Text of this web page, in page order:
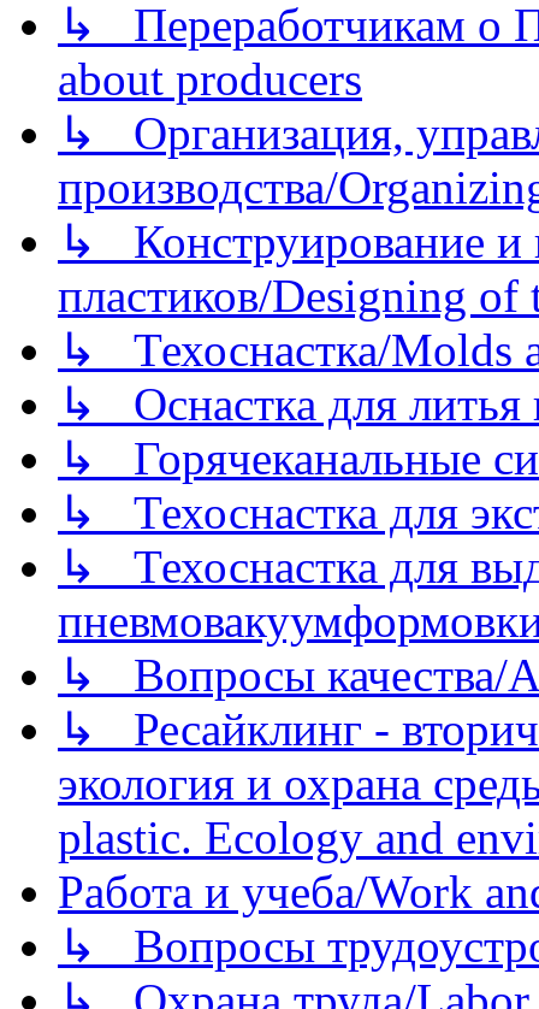
↳ Переработчикам о
about producers
↳ Организация,
производства/
↳ Конструирование и
пластиков/Designing of
↳ Техоснастка/Molds
↳ Оснастка для литья
↳ Горячеканальные
↳ Техоснастка для
↳ Техоснастка для
↳ Вопросы качества/
↳ Ресайклинг -
экология и охрана
plastic. Ecology and
Работа и учеба/Work
↳ Вопросы